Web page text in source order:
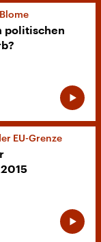
politischen
EU-Grenze